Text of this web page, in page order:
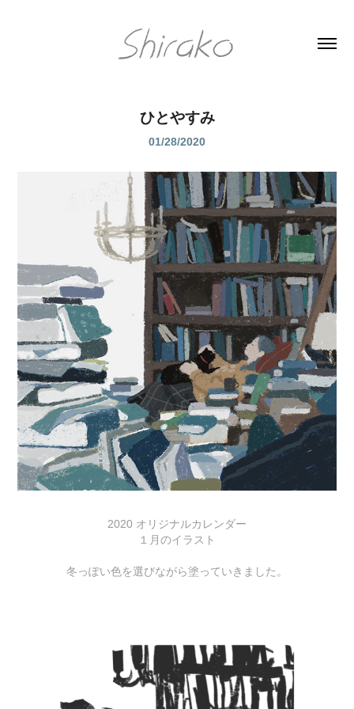
ひとやすみ
01/28/2020
2020 オリジナルカレンダー
１月のイラスト
冬っぽい色を選びながら塗っていきました。